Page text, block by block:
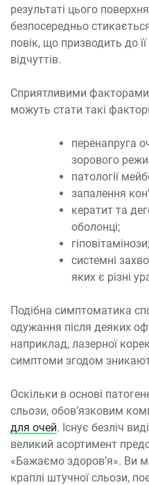
результаті цього
безпосередньо
повік, що призводить до
відчуттів.
Сприятливими
можуть стати такі
перенапруга
зорового
патології
запалення
кератит та
оболонці;
гіповітамінози;
системні
яких є різні
Подібна симптоматика
одужання після деяких
наприклад, лазерної
симптоми згодом
Оскільки в основі
сльози, обов’язковим
для очей. Існує безліч
великий асортимент
«Бажаємо здоров’я». Ви
краплі штучної сльози,